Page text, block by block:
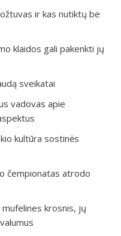
ir kas nutiktų be
klaidos gali pakenkti jų
sveikatai
vadovas apie
kultūra sostinės
čempionatas atrodo
krosnis, jų